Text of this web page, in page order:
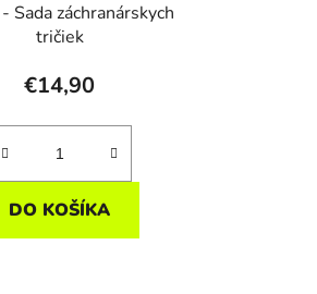
Sada záchranárskych
tričiek
€14,90
DO KOŠÍKA